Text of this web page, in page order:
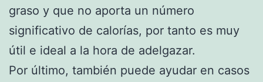
graso y que no aporta un número
significativo de calorías, por tanto es muy
útil e ideal a la hora de adelgazar.
Por último, también puede ayudar en casos